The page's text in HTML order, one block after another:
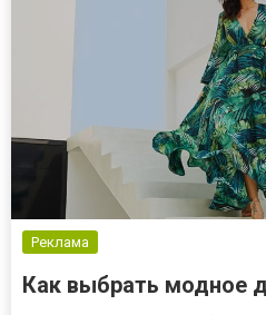
Реклама
Как выбрать модное